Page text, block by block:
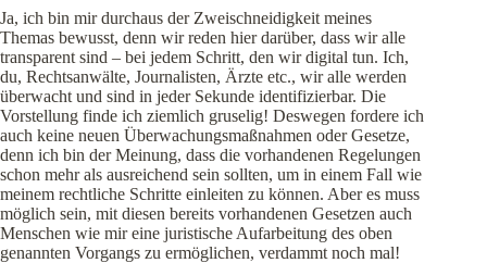
Ja, ich bin mir durchaus der Zweischneidigkeit meines
Themas bewusst, denn wir reden hier darüber, dass wir alle
transparent sind – bei jedem Schritt, den wir digital tun. Ich,
du, Rechtsanwälte, Journalisten, Ärzte etc., wir alle werden
überwacht und sind in jeder Sekunde identifizierbar. Die
Vorstellung finde ich ziemlich gruselig! Deswegen fordere ich
auch keine neuen Überwachungsmaßnahmen oder Gesetze,
denn ich bin der Meinung, dass die vorhandenen Regelungen
schon mehr als ausreichend sein sollten, um in einem Fall wie
meinem rechtliche Schritte einleiten zu können. Aber es muss
möglich sein, mit diesen bereits vorhandenen Gesetzen auch
Menschen wie mir eine juristische Aufarbeitung des oben
genannten Vorgangs zu ermöglichen, verdammt noch mal!